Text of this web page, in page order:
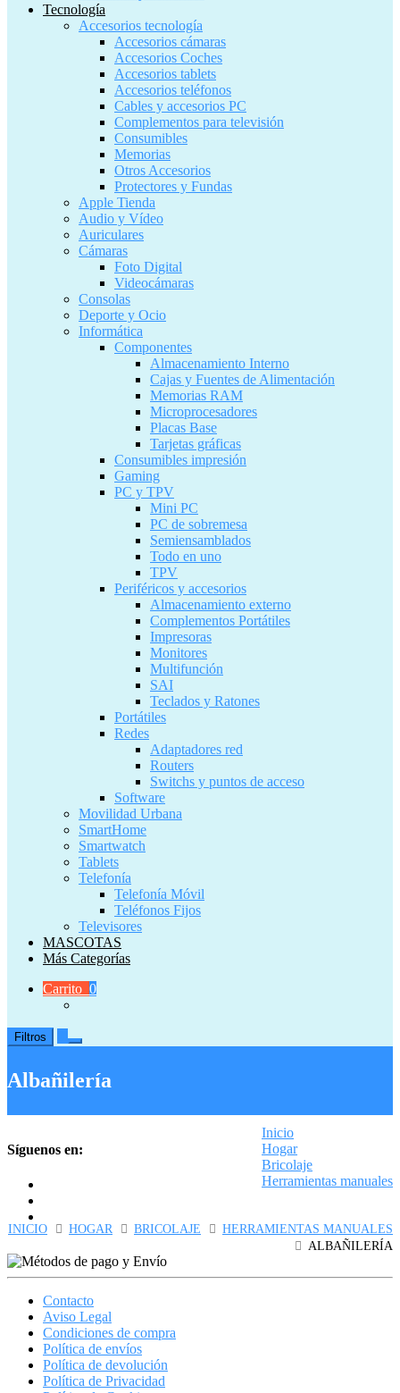
Tecnología
Accesorios tecnología
Accesorios cámaras
Accesorios Coches
Accesorios tablets
Accesorios teléfonos
Cables y accesorios PC
Complementos para televisión
Consumibles
Memorias
Otros Accesorios
Protectores y Fundas
Apple Tienda
Audio y Vídeo
Auriculares
Cámaras
Foto Digital
Videocámaras
Consolas
Deporte y Ocio
Informática
Componentes
Almacenamiento Interno
Cajas y Fuentes de Alimentación
Memorias RAM
Microprocesadores
Placas Base
Tarjetas gráficas
Consumibles impresión
Gaming
PC y TPV
Mini PC
PC de sobremesa
Semiensamblados
Todo en uno
TPV
Periféricos y accesorios
Almacenamiento externo
Complementos Portátiles
Impresoras
Monitores
Multifunción
SAI
Teclados y Ratones
Portátiles
Redes
Adaptadores red
Routers
Switchs y puntos de acceso
Software
Movilidad Urbana
SmartHome
Smartwatch
Tablets
Telefonía
Telefonía Móvil
Teléfonos Fijos
Televisores
MASCOTAS
Más Categorías
Carrito 0
Filtros
Albañilería
Inicio
Hogar
Bricolaje
Herramientas manuales
INICIO HOGAR BRICOLAJE
HERRAMIENTAS MANUALES
ALBAÑILERÍA
Síguenos en:
Contacto
Aviso Legal
Condiciones de compra
Política de envíos
Política de devolución
Política de Privacidad